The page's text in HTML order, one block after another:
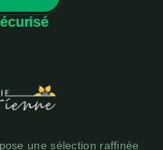
une sélection raffinée